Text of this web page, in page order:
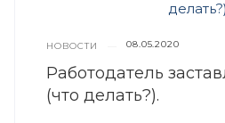
НОВОСТИ 08.05.2020
Работодатель
(что делать?).